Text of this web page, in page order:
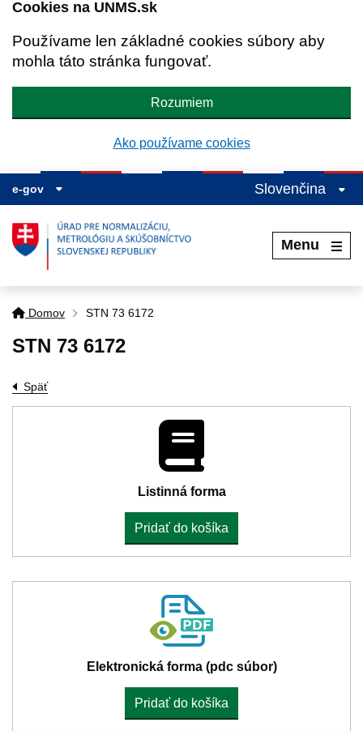
Cookies na UNMS.sk
Používame len základné cookies súbory aby
mohla táto stránka fungovať.
Rozumiem
Ako používame cookies
e-gov Slovenčina
Menu
Domov STN 73 6172
STN 73 6172
Späť
Listinná forma
Pridať do košíka
Elektronická forma (pdc súbor)
Pridať do košíka